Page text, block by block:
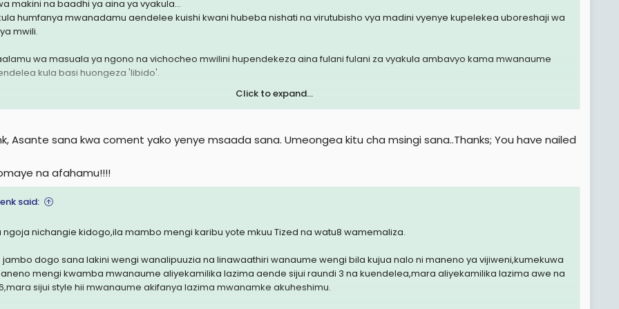
makini na baadhi ya aina ya vyakula...
humfanya mwanadamu aendelee kuishi kwani hubeba nishati na virutubisho vya madini vyenye kupelekea uboreshaji wa
mwili.
wa masuala ya ngono na vichocheo mwilini hupendekeza aina fulani fulani za vyakula ambavyo kama mwanaume
kula basi huongeza 'libido'.
ya vyakula hivi ni kama komamanga, parachichi, mvinyo mwekundu, chaza na pweza, tikiti maji na mbegu zake, chokoleti,
kwa lugha ya aina moja ya kimapenzi baina ya mume na mke...
wote wenye uwezo wa kutafsiri lugha hii ingawaje kila mmoja wetu amejaaliwa kuwa na uwezo wa kutambua.
wanaume walio na uzoefu wa kutongoza kwa ishara ni wepesi sana kuwaridhisha wanawake kuliko wale wanaume wenye
vitendo zaidi.
kawaida tongozo huwa halina ukomo haijalishi wewe ni mume au mke (yes namaanisha mwanaume aliyeoa au mwanamke
ya utulivu na usafi maridhawa ni jawabu tosha la matokeo ya ngono nzuri yenye utulivu pia.
huwezi kuwa na mawazo straight ya kingono katika mazingira ambayo bado unajiona ni stranger hata kama ni
kwako, mathalani unahofia jirani atakuja kugonga kuomba chumvi n.k
Click to expand...
Asante sana kwa coment yako yenye msaada sana. Umeongea kitu cha msingi sana..Thanks; You have nailed
na afahamu!!!!
said:
ngoja nichangie kidogo,ila mambo mengi karibu yote mkuu Tized na watu8 wamemaliza.
jambo dogo sana lakini wengi wanalipuuzia na linawaathiri wanaume wengi bila kujua nalo ni maneno ya vijiweni,kumekuwa
mengi kwamba mwanaume aliyekamilika lazima aende sijui raundi 3 na kuendelea,mara aliyekamilika lazima awe na
sijui style hii mwanaume akifanya lazima mwanamke akuheshimu.